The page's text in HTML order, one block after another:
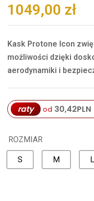
1049,00 zł
Kask Protone Icon
możliwości dzięki
aerodynamiki i
raty od 30,42PLN
ROZMIAR
S M L